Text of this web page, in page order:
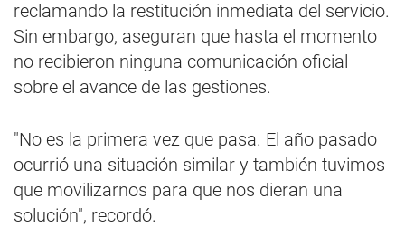
reclamando la restitución inmediata del servicio.
Sin embargo, aseguran que hasta el momento
no recibieron ninguna comunicación oficial
sobre el avance de las gestiones.
"No es la primera vez que pasa. El año pasado
ocurrió una situación similar y también tuvimos
que movilizarnos para que nos dieran una
solución", recordó.